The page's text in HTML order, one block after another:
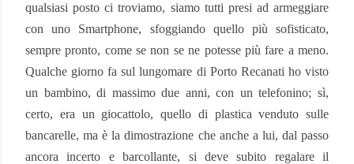
qualsiasi posto ci troviamo, siamo tutti presi ad armeggiare
con uno Smartphone, sfoggiando quello più sofisticato,
sempre pronto, come se non se ne potesse più fare a meno.
Qualche giorno fa sul lungomare di Porto Recanati ho visto
un bambino, di massimo due anni, con un telefonino; sì,
certo, era un giocattolo, quello di plastica venduto sulle
bancarelle, ma è la dimostrazione che anche a lui, dal passo
ancora incerto e barcollante, si deve subito regalare il